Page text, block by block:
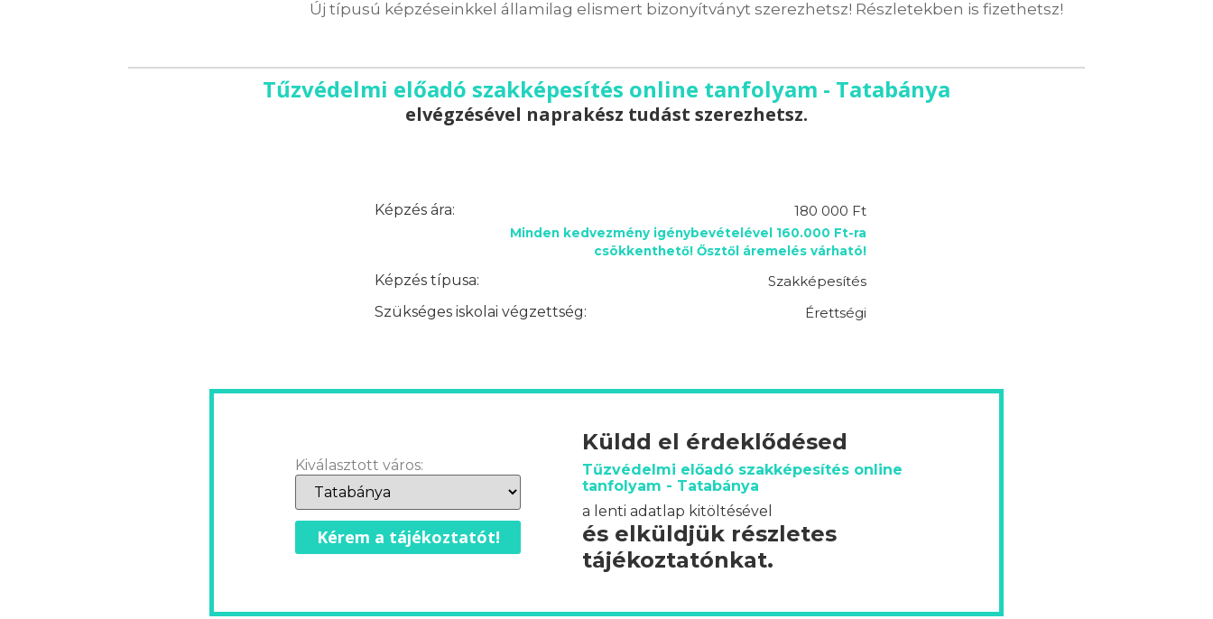
Új típusú képzéseinkkel államilag elismert bizonyítványt szerezhetsz! Részletekben is fizethetsz!
Tűzvédelmi előadó szakképesítés online tanfolyam - Tatabánya
elvégzésével naprakész tudást szerezhetsz.
Képzés ára: 180 000 Ft
Minden kedvezmény igénybevételével 160.000 Ft-ra
csökkenthető! Ősztől áremelés várható!
Képzés típusa:
Szakképesítés
Szükséges iskolai végzettség:
Érettségi
Kiválasztott város:
Kérem a tájékoztatót!
Küldd el érdeklődésed
Tűzvédelmi előadó szakképesítés online
tanfolyam - Tatabánya
a lenti adatlap kitöltésével
és elküldjük részletes
tájékoztatónkat.